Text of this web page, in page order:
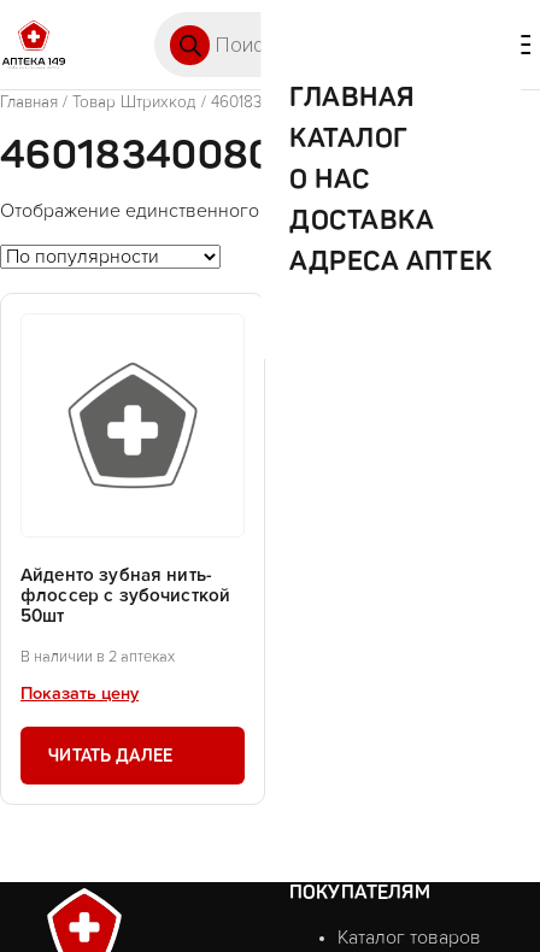
ГЛАВНАЯ
КАТАЛОГ
О НАС
ДОСТАВКА
АДРЕСА АПТЕК
Главная / Товар Штрихкод / 4601834008093
4601834008093
Отображение единственного товара
Айденто зубная нить-
флоссер с зубочисткой
50шт
В наличии в 2 аптеках
Показать цену
ЧИТАТЬ ДАЛЕЕ
ПОКУПАТЕЛЯМ
Каталог товаров